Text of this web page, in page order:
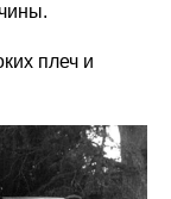
плеч и